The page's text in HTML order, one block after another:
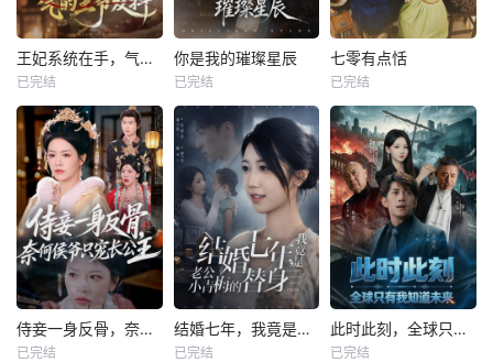
王妃系统在手，气的王爷发抖
已完结
你是我的璀璨星辰
已完结
七零有点恬
已完结
侍妾一身反骨，奈何侯爷只宠长公主
已完结
结婚七年，我竟是老公小青梅的替身
已完结
此时此刻，全球只有我知道未来
已完结